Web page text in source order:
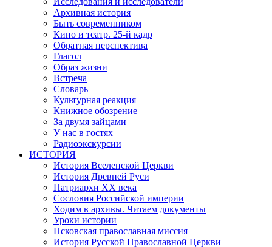
Архивная история
Быть современником
Кино и театр. 25-й кадр
Обратная перспектива
Глагол
Образ жизни
Встреча
Словарь
Культурная реакция
Книжное обозрение
За двумя зайцами
У нас в гостях
Радиоэкскурсии
ИСТОРИЯ
История Вселенской Церкви
История Древней Руси
Патриархи XX века
Сословия Российской империи
Ходим в архивы. Читаем документы
Уроки истории
Псковская православная миссия
История Русской Православной Церкви